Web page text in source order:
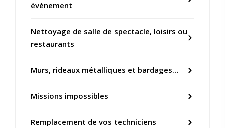
évènement
Nettoyage de salle de spectacle, loisirs ou
restaurants
Murs, rideaux métalliques et bardages…
Missions impossibles
Remplacement de vos techniciens